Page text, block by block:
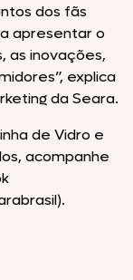
dos fãs
apresentar o
as inovações,
explica
da Seara.
de Vidro e
acompanhe